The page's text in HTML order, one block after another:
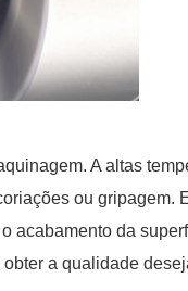
A altas
ou gripagem.
acabamento da
a qualidade